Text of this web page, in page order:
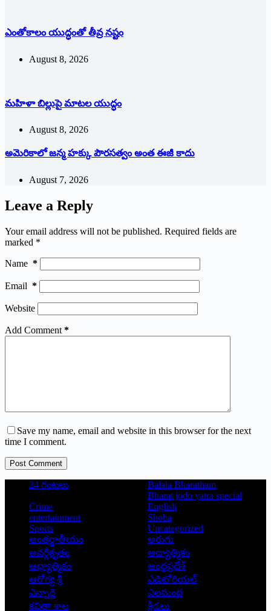
ఎంతోకాలం యుద్ధంతో తీవ్ర నష్టం
August 8, 2026
మహిళా బిల్లుపై మాటల యుద్ధం
August 8, 2026
అమెరికాలో జన్మ హక్కు పౌరసత్వం అంత ఈజీ కాదు
August 7, 2026
Leave a Reply
Your email address will not be published. Required fields are
marked *
Name *
Email *
Website
Add Comment *
Save my name, email and website in this browser for the next
time I comment.
Post Comment
24 గంటలు
Balala Bharatham
Bharat jodo yatra special
Crime
English
entertainment
Shoba
Sports
Uncategorized
అంతర్జాతీయం
అరుగు
అవర్గీకృతం
ఆద్యాత్మికం
ఆధ్యాత్మికం
ఆంధ్రప్రదేశ్
ఆరోగ్య శ్రీ
ఎడిటోరియల్
ఎన్నారై
ఎలమంద
కవితా శాల
క్రీడలు